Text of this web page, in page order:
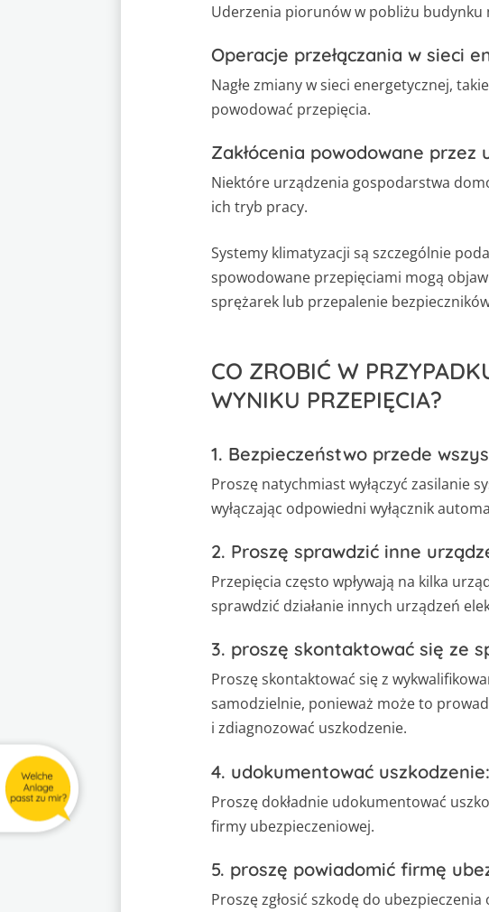
Uderzenia piorunów w pobliżu
Operacje przełączania w sieci
Nagłe zmiany w sieci energetycznej,
powodować przepięcia.
Zakłócenia powodowane
Niektóre urządzenia gospodarstwa
ich tryb pracy.
Systemy klimatyzacji są szczególnie
spowodowane przepięciami mogą
sprężarek lub przepalenie
CO ZROBIĆ W
WYNIKU PRZEPIĘCIA?
1. Bezpieczeństwo przede
Proszę natychmiast wyłączyć zasilanie
wyłączając odpowiedni wyłącznik
2. Proszę sprawdzić inne
Przepięcia często wpływają na kilka
sprawdzić działanie innych urządzeń
3. proszę skontaktować się ze
Proszę skontaktować się z
samodzielnie, ponieważ może to
i zdiagnozować uszkodzenie.
4. udokumentować uszkodzenie:
Proszę dokładnie udokumentować
firmy ubezpieczeniowej.
5. proszę powiadomić firmę
Proszę zgłosić szkodę do